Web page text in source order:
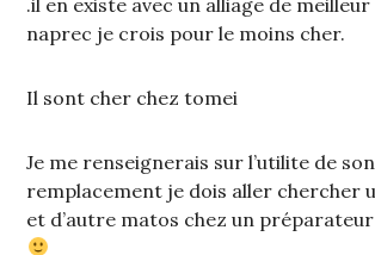
naprec je crois pour le moins cher.
Il sont cher chez tomei
Je me renseignerais sur l’utilite de son
remplacement je dois aller chercher
et d’autre matos chez un